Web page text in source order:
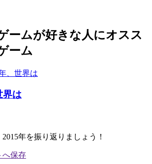
ームが好きな人にオスス
ーム
界は
年を振り返りましょう！